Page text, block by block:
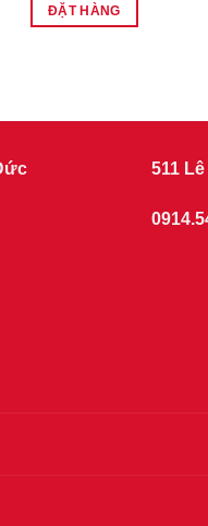
ĐẶT HÀNG
511